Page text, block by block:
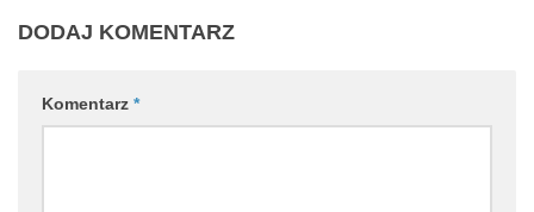
DODAJ KOMENTARZ
Komentarz *